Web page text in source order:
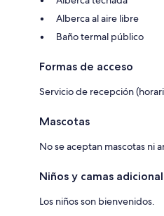
Alberca al aire libre
Baño termal público
Formas de acceso
Servicio de recepción
Mascotas
No se aceptan mascotas ni
Niños y camas
Los niños son bienvenidos.